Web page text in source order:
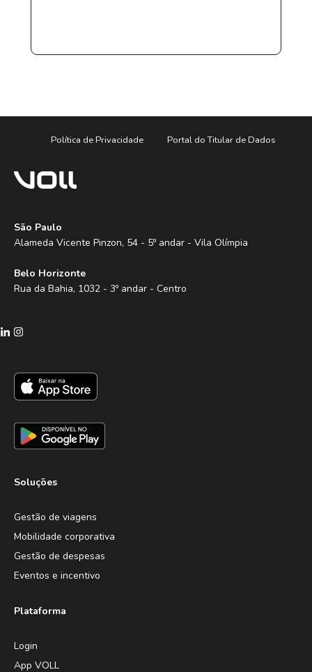
Política de Privacidade Portal do Titular de Dados
São Paulo
Alameda Vicente Pinzon, 54 - 5º andar - Vila Olímpia
Belo Horizonte
Rua da Bahia, 1032 - 3º andar - Centro
Soluções
Gestão de viagens
Mobilidade corporativa
Gestão de despesas
Eventos e incentivo
Plataforma
Login
App VOLL